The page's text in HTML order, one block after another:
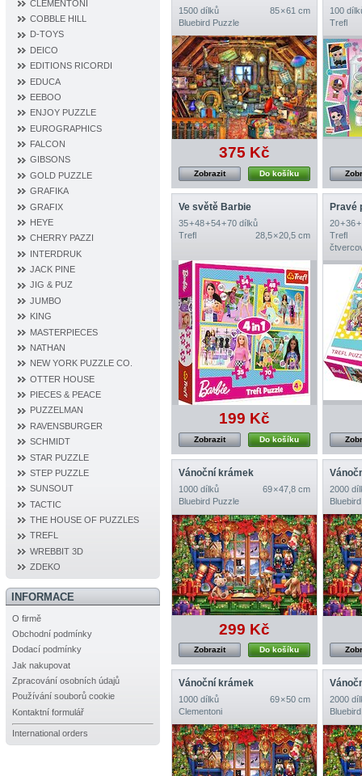
CLEMENTONI
COBBLE HILL
D‐TOYS
DEICO
EDITIONS RICORDI
EDUCA
EEBOO
ENJOY PUZZLE
EUROGRAPHICS
FALCON
GIBSONS
GOLD PUZZLE
GRAFIKA
GRAFIX
HEYE
CHERRY PAZZI
INTERDRUK
JACK PINE
JIG & PUZ
JUMBO
KING
MASTERPIECES
NATHAN
NEW YORK PUZZLE CO.
OTTER HOUSE
PIECES & PEACE
PUZZELMAN
RAVENSBURGER
SCHMIDT
STAR PUZZLE
STEP PUZZLE
SUNSOUT
TACTIC
THE HOUSE OF PUZZLES
TREFL
WREBBIT 3D
ZDEKO
INFORMACE
O firmě
Obchodní podmínky
Dodací podmínky
Jak nakupovat
Zpracování osobních údajů
Používání souborů cookie
Kontaktní formulář
International orders
1500 dílků
85 × 61 cm
Bluebird Puzzle
375 Kč
Do košíku
Zobrazit
100
Trefl
Ve světě Barbie
35 + 48 + 54 + 70 dílků
28,5 × 20,5 cm
Trefl
199 Kč
Do košíku
Zobrazit
Pravé
20 + 36
Trefl
Vánoční krámek
1000 dílků
69 × 47,8 cm
Bluebird Puzzle
299 Kč
Do košíku
Zobrazit
2000
Vánoční krámek
1000 dílků
69 × 50 cm
Clementoni
2000